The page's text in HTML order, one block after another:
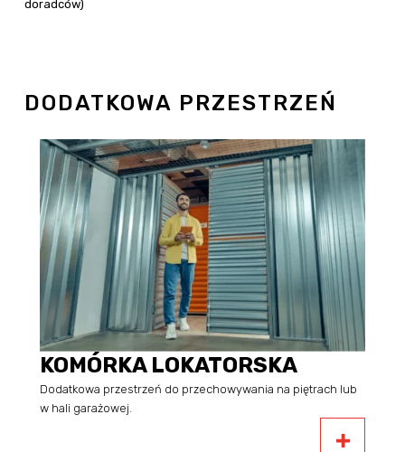
doradców)
DODATKOWA PRZESTRZEŃ
KOMÓRKA LOKATORSKA
Dodatkowa przestrzeń do przechowywania na piętrach lub
w hali garażowej.